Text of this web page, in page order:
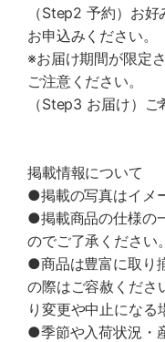
（Step2 予約）お
お申込みください。
※お届け期間が限定
ご注意ください。
（Step3 お届け）ご
掲載情報について
●掲載の写真はイメ
●掲載商品の仕様の
のでご了承ください。
●商品は豊富に取り
の際はご容赦くださ
り変更や中止になる
●季節や入荷状況・